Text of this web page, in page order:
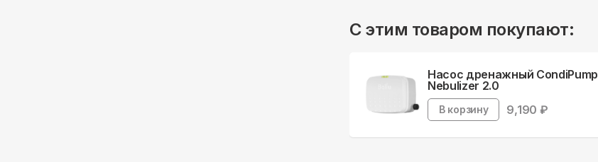
С этим товаром покупают:
Насос дренажный CondiPump
Nebulizer 2.0
В корзину 9,190 ₽